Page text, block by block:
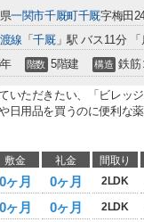
一関市千厩町千厩字梅田
線 「千厩」駅 バス11分
階数 5階建 構造 鉄筋
いただきたい、「ビレッ
日用品を買うのに便利な
敷金 礼金 間取り
0ヶ月 0ヶ月 2LDK
0ヶ月 0ヶ月 2LDK